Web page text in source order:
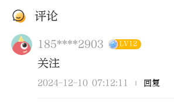
评论
185****2903 LV12
关注
2024-12-10 07:12:11 回复